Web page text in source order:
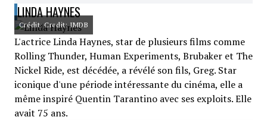
LINDA HAYNES
Crédit: Credit: IMDB
L'actrice Linda Haynes, star de plusieurs films comme
Rolling Thunder, Human Experiments, Brubaker et The
Nickel Ride, est décédée, a révélé son fils, Greg. Star
iconique d'une période intéressante du cinéma, elle a
même inspiré Quentin Tarantino avec ses exploits. Elle
avait 75 ans.